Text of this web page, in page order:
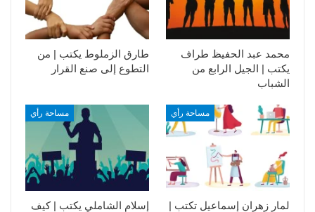
طارق الزملوط يكتب | من
التطوع إلى صنع القرار
محمد عبد الحفيظ طراف
يكتب | الجيل الرابع من
الشباب
مساحة رأي
إسلام الشاملي يكتب | كيف
مساحة رأي
لمار زهران إسماعيل تكتب |